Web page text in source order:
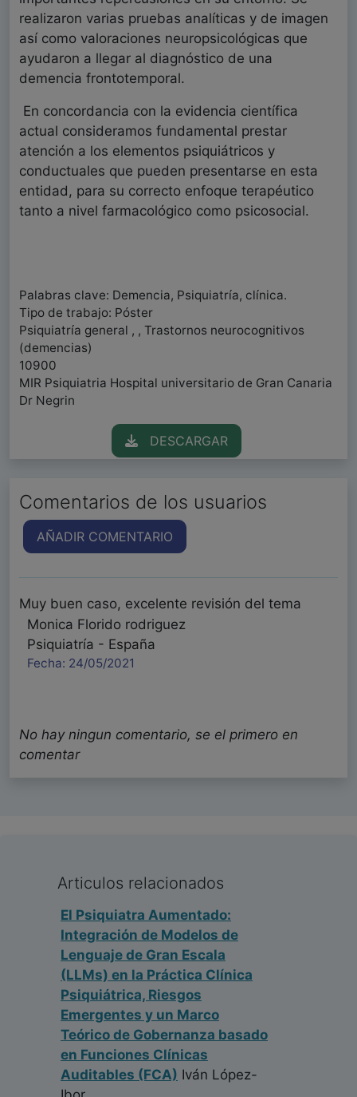
realizaron varias pruebas analíticas y de imagen
así como valoraciones neuropsicológicas que
ayudaron a llegar al diagnóstico de una
demencia frontotemporal.
En concordancia con la evidencia científica
actual consideramos fundamental prestar
atención a los elementos psiquiátricos y
conductuales que pueden presentarse en esta
entidad, para su correcto enfoque terapéutico
tanto a nivel farmacológico como psicosocial.
Palabras clave: Demencia, Psiquiatría, clínica.
Tipo de trabajo: Póster
Psiquiatría general , , Trastornos neurocognitivos
(demencias)
10900
MIR Psiquiatria Hospital universitario de Gran Canaria
Dr Negrin
DESCARGAR
Comentarios de los usuarios
AÑADIR COMENTARIO
Muy buen caso, excelente revisión del tema
Monica Florido rodriguez
Psiquiatría - España
Fecha: 24/05/2021
No hay ningun comentario, se el primero en
comentar
Articulos relacionados
El Psiquiatra Aumentado:
Integración de Modelos de
Lenguaje de Gran Escala
(LLMs) en la Práctica Clínica
Psiquiátrica, Riesgos
Emergentes y un Marco
Teórico de Gobernanza basado
en Funciones Clínicas
Auditables (FCA) Iván López-